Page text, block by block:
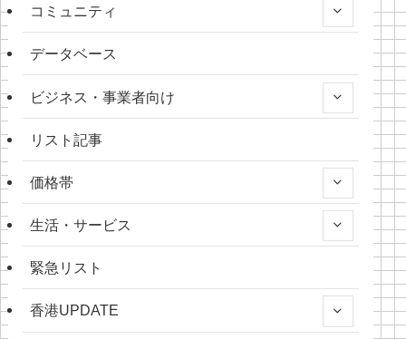
コミュニティ
データベース
ビジネス・事業者向け
リスト記事
価格帯
生活・サービス
緊急リスト
香港UPDATE